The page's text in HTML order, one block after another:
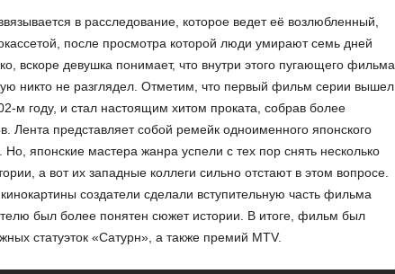
в расследование, которое ведет её возлюбленный,
после просмотра которой люди умирают семь дней
вскоре девушка понимает, что внутри этого пугающего фильма
никто не разглядел. Отметим, что первый фильм серии вышел
м году, и стал настоящим хитом проката, собрав более
Лента представляет собой ремейк одноименного японского
японские мастера жанра успели с тех пор снять несколько
а вот их западные коллеги сильно отстают в этом вопросе.
создатели сделали вступительную часть фильма
был более понятен сюжет истории. В итоге, фильм был
статуэток «Сатурн», а также премий MTV.